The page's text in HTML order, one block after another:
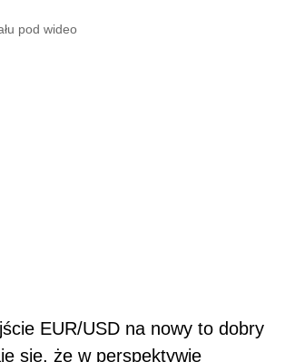
pod wideo
EUR/USD na nowy to dobry
się, że w perspektywie